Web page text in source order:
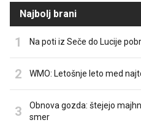
Najbolj brani
Na poti iz Seče do Lucije
WMO: Letošnje leto med
Obnova gozda: štejejo
smer